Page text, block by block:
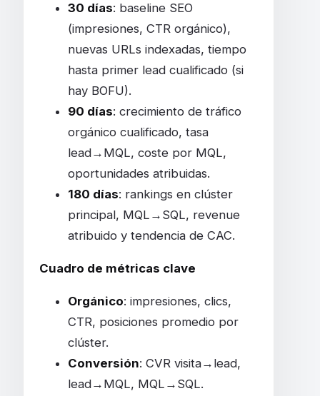
30 días: baseline SEO
(impresiones, CTR orgánico),
nuevas URLs indexadas, tiempo
hasta primer lead cualificado (si
hay BOFU).
90 días: crecimiento de tráfico
orgánico cualificado, tasa
lead→MQL, coste por MQL,
oportunidades atribuidas.
180 días: rankings en clúster
principal, MQL→SQL, revenue
atribuido y tendencia de CAC.
Cuadro de métricas clave
Orgánico: impresiones, clics,
CTR, posiciones promedio por
clúster.
Conversión: CVR visita→lead,
lead→MQL, MQL→SQL.